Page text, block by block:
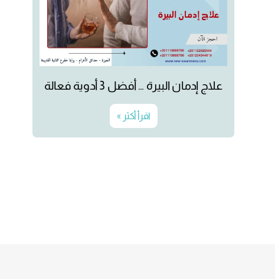
علاج إدمان البيرة … أفضل 3 أدوية فعالة
اقرأ أكثر »